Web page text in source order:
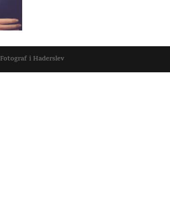
Fotograf i Haderslev